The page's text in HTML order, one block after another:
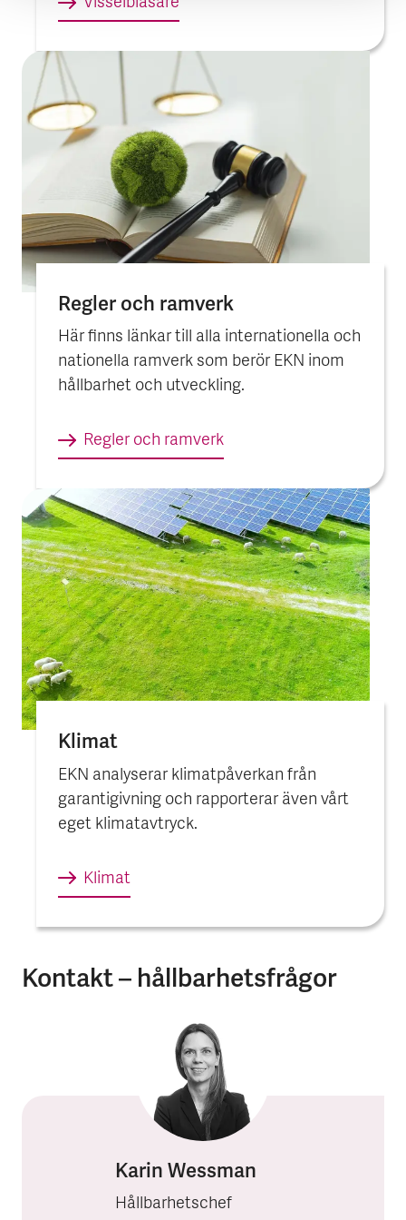
Regler och ram­verk
Här finns länkar till alla internationella och
nationella ramverk som berör EKN inom
hållbarhet och utveckling.
Regler och ram­verk
Klimat
EKN analyserar klimatpåverkan från
garantigivning och rapporterar även vårt
eget klimatavtryck.
Klimat
Kontakt – hållbarhetsfrågor
Karin Wessman
Hållbarhetschef